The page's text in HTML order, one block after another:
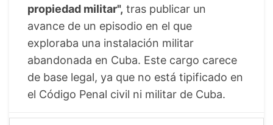
propiedad militar", tras publicar un
avance de un episodio en el que
exploraba una instalación militar
abandonada en Cuba. Este cargo carece
de base legal, ya que no está tipificado en
el Código Penal civil ni militar de Cuba.